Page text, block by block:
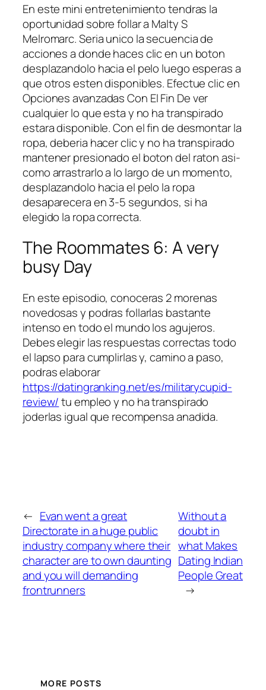
En este mini entretenimiento tendras la
oportunidad sobre follar a Malty S
Melromarc. Seri­a unico la secuencia de
acciones a donde haces clic en un boton
desplazandolo hacia el pelo luego esperas a
que otros esten disponibles. Efectue clic en
Opciones avanzadas Con El Fin De ver
cualquier lo que esta y no ha transpirado
estara disponible. Con el fin de desmontar la
ropa, deberia hacer clic y no ha transpirado
mantener presionado el boton del raton asi­
como arrastrarlo a lo largo de un momento,
desplazandolo hacia el pelo la ropa
desaparecera en 3-5 segundos, si ha
elegido la ropa correcta.
The Roommates 6: A very
busy Day
En este episodio, conoceras 2 morenas
novedosas y podras follarlas bastante
intenso en todo el mundo los agujeros.
Debes elegir las respuestas correctas todo
el lapso para cumplirlas y, camino a paso,
podras elaborar
https://datingranking.net/es/militarycupid-
review/tu empleo y no ha transpirado
joderlas igual que recompensa anadida.
← Evan went a great
Directorate in a huge public
industry company where their
character are to own daunting
and you will demanding
frontrunners
Without a
doubt in
what Makes
Dating Indian
People Great
→
MORE POSTS